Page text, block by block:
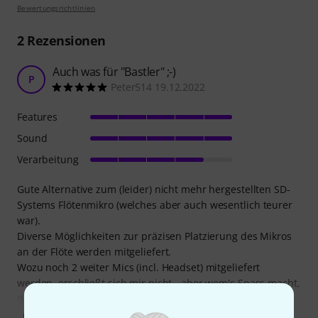
Bewertungsrichtlinien
2Rezensionen
P Auch was für "Bastler" ;-)
Peter514 19.12.2022
Gute Alternative zum (leider) nicht mehr hergestellten SD-
Systems Flötenmikro (welches aber auch wesentlich teurer
war).
Diverse Möglichkeiten zur präzisen Platzierung des Mikros
an der Flöte werden mitgeliefert.
Wozu noch 2 weiter Mics (incl. Headset) mitgeliefert
werden, erschließt sich mir nicht - aber wem's Spass macht,
Features
Sound
Verarbeitung